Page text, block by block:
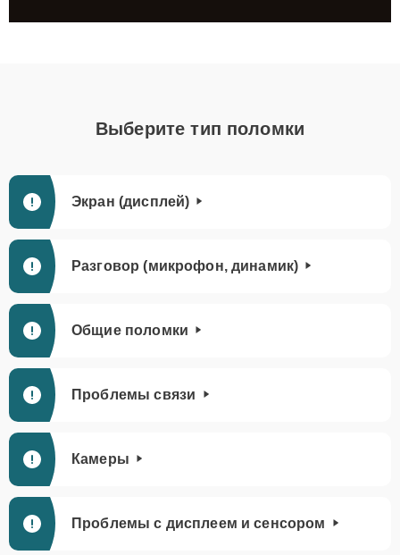
Выберите тип поломки
Экран (дисплей)
Разговор (микрофон, динамик)
Общие поломки
Проблемы связи
Камеры
Проблемы с дисплеем и сенсором